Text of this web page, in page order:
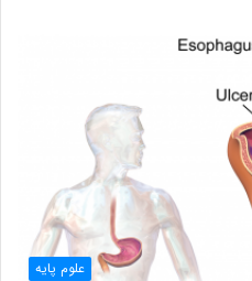
علوم پایه